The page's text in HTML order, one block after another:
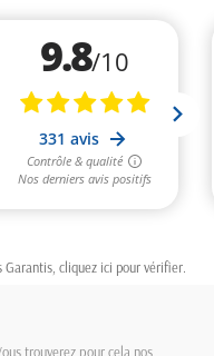
Garantis, cliquez ici pour vérifier
trouverez pour cela nos